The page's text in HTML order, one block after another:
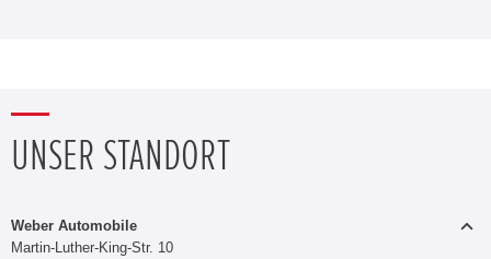
UNSER STANDORT
Weber Automobile
Martin-Luther-King-Str. 10